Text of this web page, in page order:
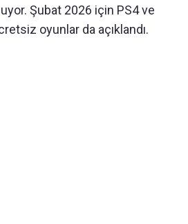
Şubat 2026 için PS4 ve
oyunlar da açıklandı.